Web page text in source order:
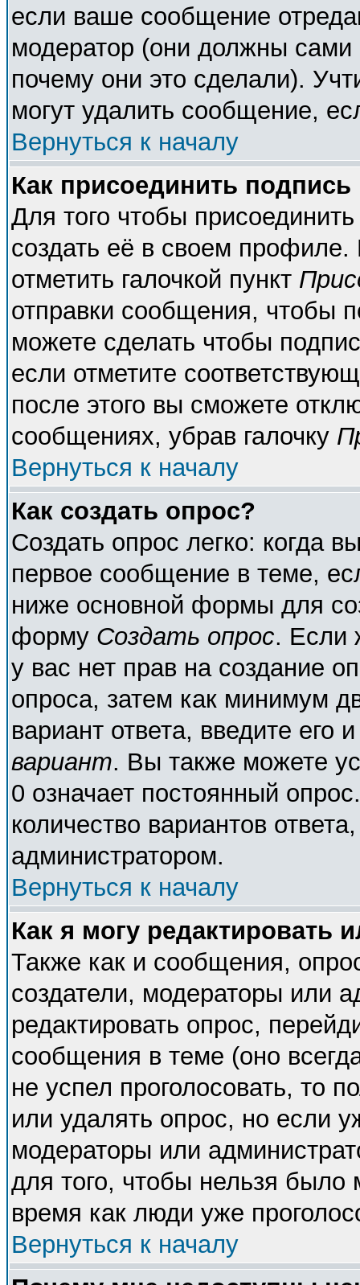
если ваше сообщение
модератор (они должны сами
почему они это сделали).
могут удалить сообщение,
Вернуться к началу
Как присоединить
Для того чтобы
создать её в своем
отметить галочкой пункт
отправки сообщения, чтобы
можете сделать чтобы
если отметите
после этого вы сможете
сообщениях, убрав галочку
Вернуться к началу
Как создать опрос?
Создать опрос легко: когда
первое сообщение в теме,
ниже основной формы для
форму Создать опрос. Если
у вас нет прав на создание
опроса, затем как минимум
вариант ответа, введите его
вариант. Вы также можете
0 означает постоянный
количество вариантов
администратором.
Вернуться к началу
Как я могу редактировать
Также как и сообщения,
создатели, модераторы или
редактировать опрос,
сообщения в теме (оно
не успел проголосовать, то
или удалять опрос, но если
модераторы или
для того, чтобы нельзя было
время как люди уже
Вернуться к началу